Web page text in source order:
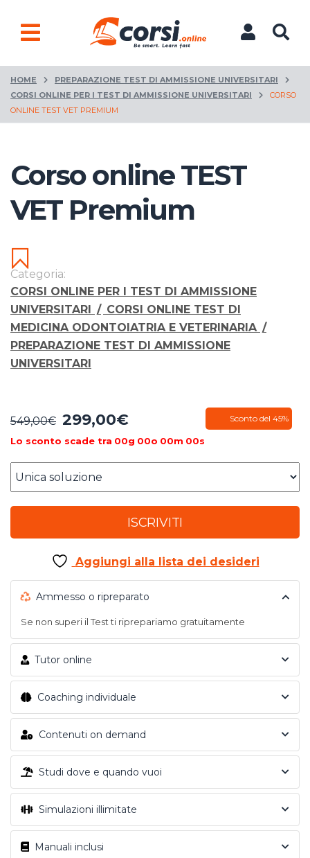
HOME
PREPARAZIONE TEST DI AMMISSIONE UNIVERSITARI
CORSI ONLINE PER I TEST DI AMMISSIONE UNIVERSITARI
CORSO
ONLINE TEST VET PREMIUM
Corso online TEST
VET Premium
Categoria:
CORSI ONLINE PER I TEST DI AMMISSIONE
UNIVERSITARI
/ CORSI ONLINE TEST DI
MEDICINA ODONTOIATRIA E VETERINARIA /
PREPARAZIONE TEST DI AMMISSIONE
UNIVERSITARI
549,00€ Il
prezzo
era:
549,00€.
299,00€Il
attuale
è:
Sconto del 45%
Lo sconto scade tra 00g 00o 00m 00s
ISCRIVITI
Aggiungi alla lista dei desideri
Ammesso o ripreparato
Se non superi il Test ti riprepariamo gratuitamente
Tutor online
Coaching individuale
Contenuti on demand
Studi dove e quando vuoi
Simulazioni illimitate
Manuali inclusi